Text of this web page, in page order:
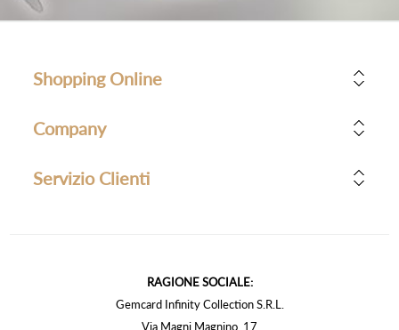
Shopping Online
Company
Servizio Clienti
RAGIONE SOCIALE:
Gemcard Infinity Collection S.R.L.
Via Magni Magnino, 17